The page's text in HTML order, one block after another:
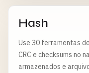
Hash
Use 30 ferramentas
CRC e checksums no
armazenados e